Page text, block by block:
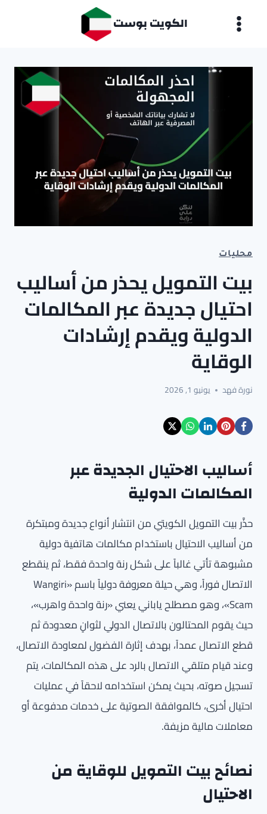
الكويت بوست
محليات
بيت التمويل يحذر من أساليب
احتيال جديدة عبر المكالمات
الدولية ويقدم إرشادات
الوقاية
نورة فهد يونيو 1, 2026
أساليب الاحتيال الجديدة عبر
المكالمات الدولية
حذَّر بيت التمويل الكويتي من انتشار أنواع جديدة ومبتكرة
من أساليب الاحتيال باستخدام مكالمات هاتفية دولية
مشبوهة تأتي غالباً على شكل رنة واحدة فقط، ثم ينقطع
الاتصال فوراً، وهي حيلة معروفة دولياً باسم «Wangiri
Scam»، وهو مصطلح ياباني يعني «رنة واحدة واهرب»،
حيث يقوم المحتالون بالاتصال الدولي لثوانٍ معدودة ثم
قطع الاتصال عمداً، بهدف إثارة الفضول لمعاودة الاتصال،
وعند قيام متلقي الاتصال بالرد على هذه المكالمات، يتم
تسجيل صوته، بحيث يمكن استخدامه لاحقاً في عمليات
احتيال أخرى، كالموافقة الصوتية على خدمات مدفوعة أو
معاملات مالية مزيفة.
نصائح بيت التمويل للوقاية من
الاحتيال